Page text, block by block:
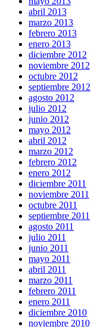
abril 2013
marzo 2013
febrero 2013
enero 2013
diciembre 2012
noviembre 2012
octubre 2012
septiembre 2012
agosto 2012
julio 2012
junio 2012
mayo 2012
abril 2012
marzo 2012
febrero 2012
enero 2012
diciembre 2011
noviembre 2011
octubre 2011
septiembre 2011
agosto 2011
julio 2011
junio 2011
mayo 2011
abril 2011
marzo 2011
febrero 2011
enero 2011
diciembre 2010
noviembre 2010